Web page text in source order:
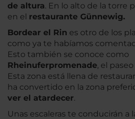
de altura. En lo alto de la torre
en el restaurante Günnewig.
Bordear el Rin es otro de los
como ya te habíamos
Esto también se conoce como
Rheinuferpromenade, el
Esta zona está llena de
ha convertido en la zona
ver el atardecer.
Unas escaleras te conducirán a